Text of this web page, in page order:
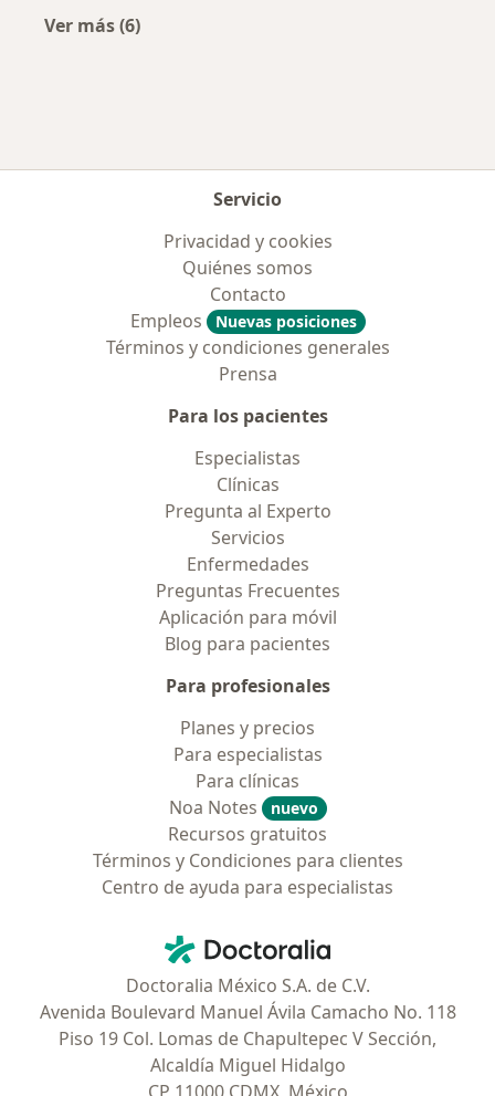
Ver más (6)
Servicio
Privacidad y cookies
Quiénes somos
Contacto
Empleos
Nuevas posiciones
Términos y condiciones generales
Prensa
Para los pacientes
Especialistas
Clínicas
Pregunta al Experto
Servicios
Enfermedades
Preguntas Frecuentes
Aplicación para móvil
Blog para pacientes
Para profesionales
Planes y precios
Para especialistas
Para clínicas
Noa Notes
nuevo
Recursos gratuitos
Términos y Condiciones para clientes
Centro de ayuda para especialistas
Doctoralia - Página de inicio
Doctoralia México S.A. de C.V.
Avenida Boulevard Manuel Ávila Camacho No. 118
Piso 19 Col. Lomas de Chapultepec V Sección,
Alcaldía Miguel Hidalgo